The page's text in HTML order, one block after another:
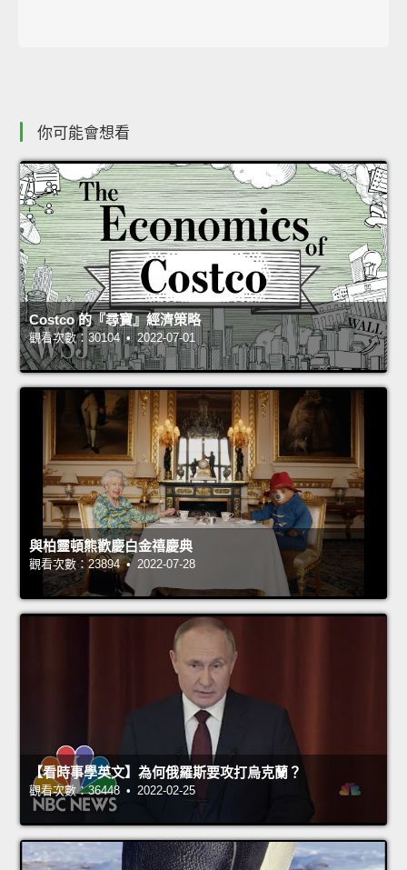
你可能會想看
Costco 的『尋寶』經濟策略
觀看次數：30104 • 2022-07-01
與柏靈頓熊歡慶白金禧慶典
觀看次數：23894 • 2022-07-28
【看時事學英文】為何俄羅斯要攻打烏克蘭？
觀看次數：36448 • 2022-02-25